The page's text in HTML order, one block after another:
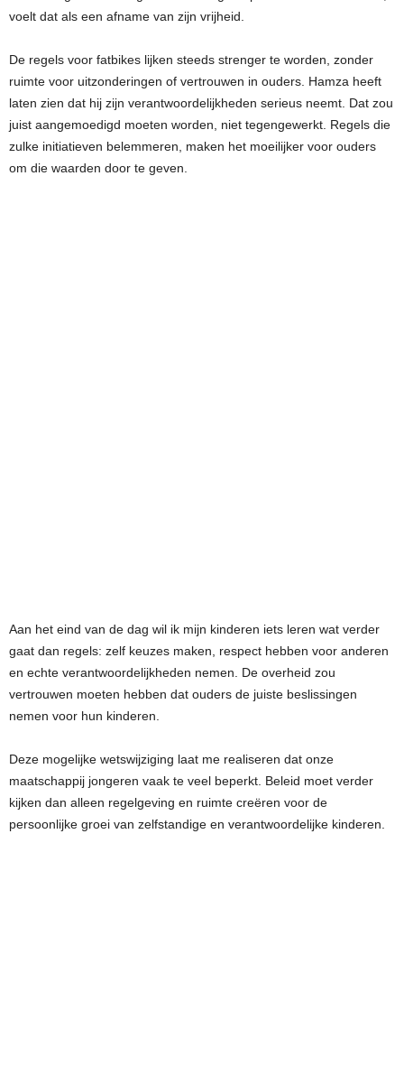
voelt dat als een afname van zijn vrijheid.
De regels voor fatbikes lijken steeds strenger te worden, zonder
ruimte voor uitzonderingen of vertrouwen in ouders. Hamza heeft
laten zien dat hij zijn verantwoordelijkheden serieus neemt. Dat zou
juist aangemoedigd moeten worden, niet tegengewerkt. Regels die
zulke initiatieven belemmeren, maken het moeilijker voor ouders
om die waarden door te geven.
Aan het eind van de dag wil ik mijn kinderen iets leren wat verder
gaat dan regels: zelf keuzes maken, respect hebben voor anderen
en echte verantwoordelijkheden nemen. De overheid zou
vertrouwen moeten hebben dat ouders de juiste beslissingen
nemen voor hun kinderen.
Deze mogelijke wetswijziging laat me realiseren dat onze
maatschappij jongeren vaak te veel beperkt. Beleid moet verder
kijken dan alleen regelgeving en ruimte creëren voor de
persoonlijke groei van zelfstandige en verantwoordelijke kinderen.